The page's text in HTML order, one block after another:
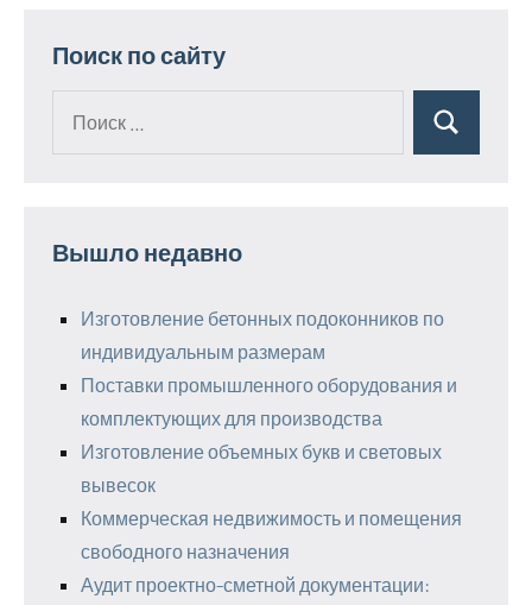
Поиск по сайту
Поиск
Вышло недавно
Изготовление бетонных подоконников по
индивидуальным размерам
Поставки промышленного оборудования и
комплектующих для производства
Изготовление объемных букв и световых
вывесок
Коммерческая недвижимость и помещения
свободного назначения
Аудит проектно-сметной документации: